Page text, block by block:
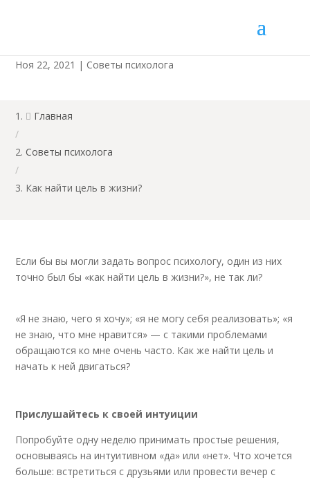
Ноя 22, 2021 | Советы психолога
 Главная
/
Советы психолога
/
Как найти цель в жизни?
Если бы вы могли задать вопрос психологу, один из них
точно был бы «как найти цель в жизни?», не так ли?
«Я не знаю, чего я хочу»; «я не могу себя реализовать»; «я
не знаю, что мне нравится» — с такими проблемами
обращаются ко мне очень часто. Как же найти цель и
начать к ней двигаться?
Прислушайтесь к своей интуиции
Попробуйте одну неделю принимать простые решения,
основываясь на интуитивном «да» или «нет». Что хочется
больше: встретиться с друзьями или провести вечер с